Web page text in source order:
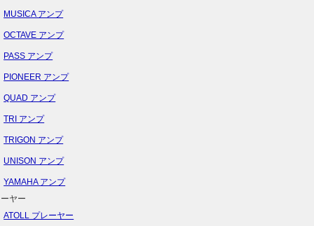
MUSICA アンプ
OCTAVE アンプ
PASS アンプ
PIONEER アンプ
QUAD アンプ
TRI アンプ
TRIGON アンプ
UNISON アンプ
YAMAHA アンプ
ヤー
ATOLL プレーヤー